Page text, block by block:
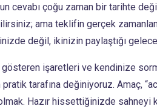
cevabı çoğu zaman bir tarihte
ama teklifin gerçek
değil, ikinizin paylaştığı
işaretleri ve kendinize
tarafına değiniyoruz. Amaç,
Hazır hissettiğinizde